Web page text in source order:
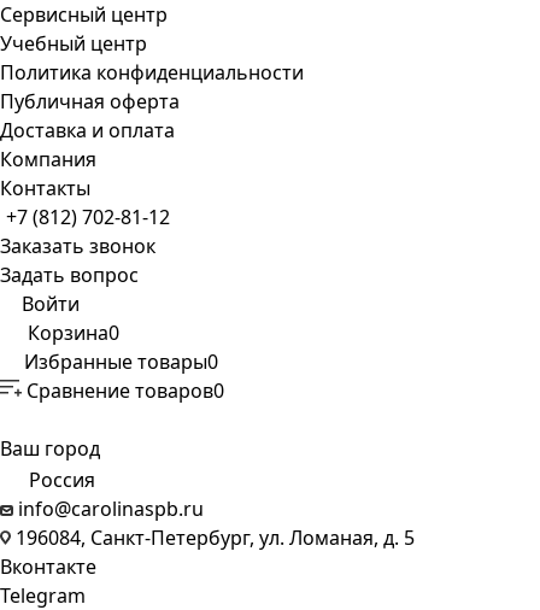
Сервисный центр
Учебный центр
Политика конфиденциальности
Публичная оферта
Доставка и оплата
Компания
Контакты
+7 (812) 702-81-12
Заказать звонок
Задать вопрос
Войти
Корзина0
Избранные товары0
Сравнение товаров0
Ваш город
Россия
info@carolinaspb.ru
196084, Санкт-Петербург, ул. Ломаная, д. 5
Вконтакте
Telegram